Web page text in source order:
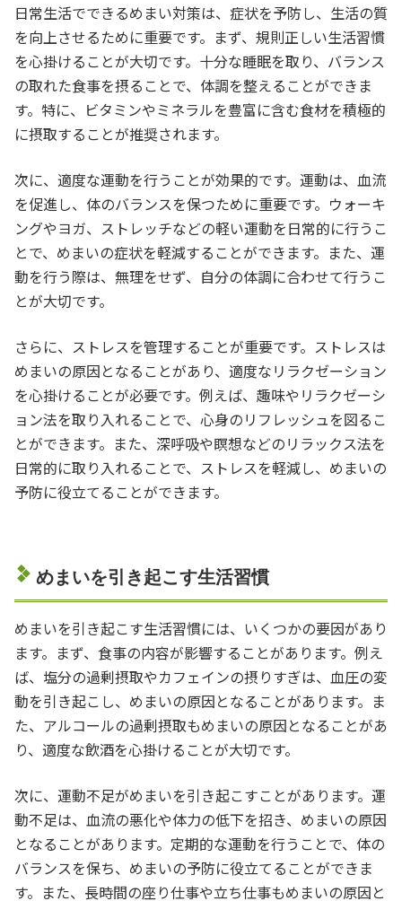
日常生活でできるめまい対策は、症状を予防し、生活の質
を向上させるために重要です。まず、規則正しい生活習慣
を心掛けることが大切です。十分な睡眠を取り、バランス
の取れた食事を摂ることで、体調を整えることができま
す。特に、ビタミンやミネラルを豊富に含む食材を積極的
に摂取することが推奨されます。
次に、適度な運動を行うことが効果的です。運動は、血流
を促進し、体のバランスを保つために重要です。ウォーキ
ングやヨガ、ストレッチなどの軽い運動を日常的に行うこ
とで、めまいの症状を軽減することができます。また、運
動を行う際は、無理をせず、自分の体調に合わせて行うこ
とが大切です。
さらに、ストレスを管理することが重要です。ストレスは
めまいの原因となることがあり、適度なリラクゼーション
を心掛けることが必要です。例えば、趣味やリラクゼーシ
ョン法を取り入れることで、心身のリフレッシュを図るこ
とができます。また、深呼吸や瞑想などのリラックス法を
日常的に取り入れることで、ストレスを軽減し、めまいの
予防に役立てることができます。
めまいを引き起こす生活習慣
めまいを引き起こす生活習慣には、いくつかの要因があり
ます。まず、食事の内容が影響することがあります。例え
ば、塩分の過剰摂取やカフェインの摂りすぎは、血圧の変
動を引き起こし、めまいの原因となることがあります。ま
た、アルコールの過剰摂取もめまいの原因となることがあ
り、適度な飲酒を心掛けることが大切です。
次に、運動不足がめまいを引き起こすことがあります。運
動不足は、血流の悪化や体力の低下を招き、めまいの原因
となることがあります。定期的な運動を行うことで、体の
バランスを保ち、めまいの予防に役立てることができま
す。また、長時間の座り仕事や立ち仕事もめまいの原因と